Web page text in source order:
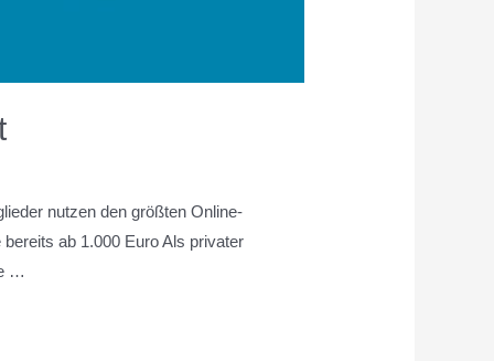
nutzen den größten Online-
ab 1.000 Euro Als privater
…